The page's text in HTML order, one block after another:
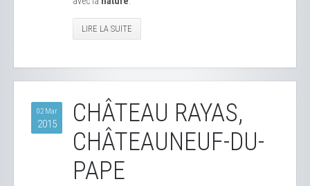
LIRE LA SUITE
02 Mar
2015
CHÂTEAU RAYAS,
CHÂTEAUNEUF-DU-
PAPE